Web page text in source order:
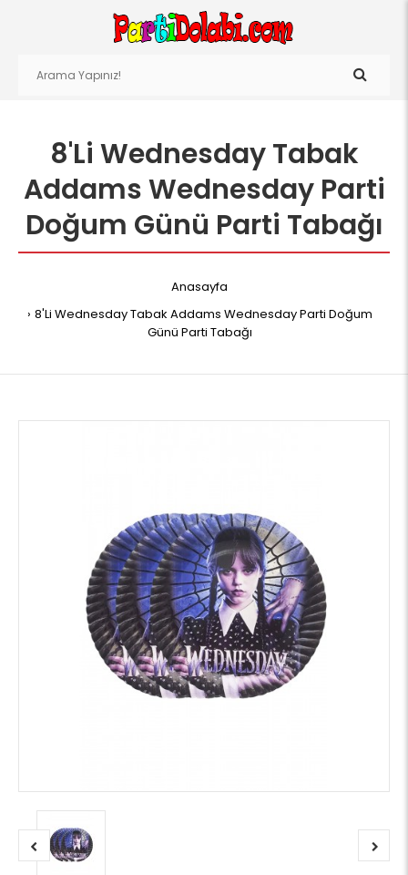
8'Li Wednesday Tabak
Addams Wednesday Parti
Doğum Günü Parti Tabağı
Anasayfa
8'Li Wednesday Tabak Addams Wednesday Parti Doğum
Günü Parti Tabağı